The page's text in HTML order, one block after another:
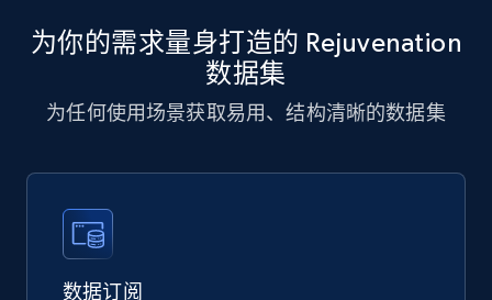
eCommerce
912+ 88+ 立即购买
Ozon.ru products
URL, Sku, Breadcrumbs, Name, Rating, Review
count, Description, Image, and more.
为你的需求量身打造的 Rejuvenation
数据集
为任何使用场景获取易用、结构清晰的数据集
数据订阅